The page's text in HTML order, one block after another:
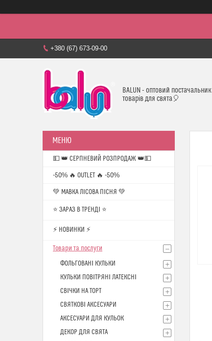
+380 (67) 673-09-00
BALUN - оптовий постачальник
товарів для свята🎈
💵 👑 СЕРПНЕВИЙ РОЗПРОДАЖ 👑💵
-50% 🔥 OUTLET 🔥 -50%
💚 МАВКА ЛІСОВА ПІСНЯ 💚
⭐️ ЗАРАЗ В ТРЕНДІ ⭐️
⚡ НОВИНКИ ⚡
Товари та послуги
ФОЛЬГОВАНІ КУЛЬКИ
КУЛЬКИ ПОВІТРЯНІ ЛАТЕКСНІ
СВІЧКИ НА ТОРТ
СВЯТКОВІ АКСЕСУАРИ
АКСЕСУАРИ ДЛЯ КУЛЬОК
ДЕКОР ДЛЯ СВЯТА